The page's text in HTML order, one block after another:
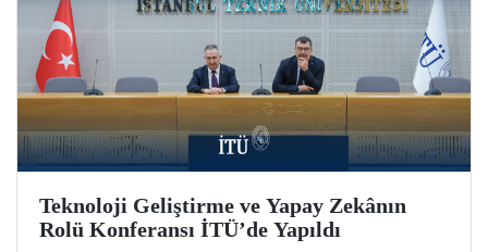
Teknoloji Geliştirme ve Yapay Zekânın
Rolü Konferansı İTÜ’de Yapıldı